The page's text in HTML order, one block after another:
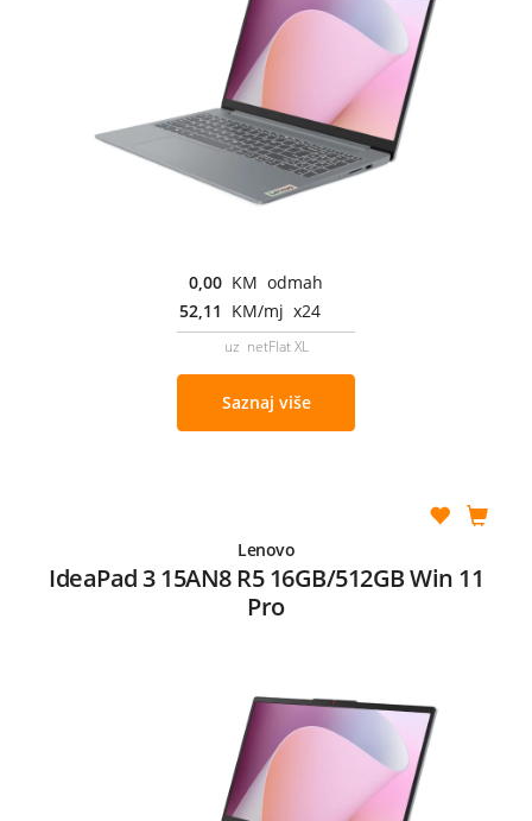
0,00 KM odmah
52,11 KM/mj x24
uz netFlat XL
Saznaj više
Lenovo
IdeaPad 3 15AN8 R5 16GB/512GB Win 11
Pro